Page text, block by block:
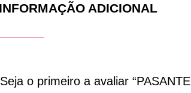
INFORMAÇÃO ADICIONAL
Seja o primeiro a avaliar